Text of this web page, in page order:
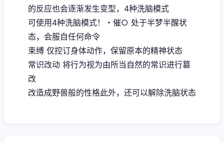
的反应也会逐渐发生变型，4种洗脑模式
可使用4种洗脑模式！・催○ 处于半梦半醒状
态，会服自任何命令
束缚 仅控订身体动作，保留原本的精神状态
常识改动 将行为视为由所当自然的常识进行篡
改
改造成野兽般的性格此外，还可以解除洗脑状态